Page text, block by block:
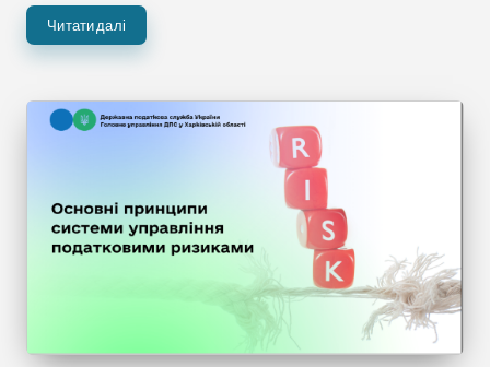
Читати далі